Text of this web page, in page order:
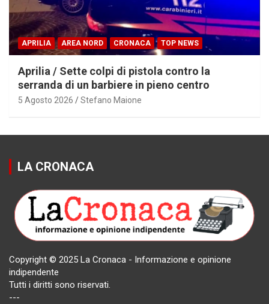
APRILIA AREA NORD CRONACA TOP NEWS
Aprilia / Sette colpi di pistola contro la
serranda di un barbiere in pieno centro
5 Agosto 2026 Stefano Maione
LA CRONACA
Copyright © 2025 La Cronaca - Informazione e opinione
indipendente
Tutti i diritti sono riservati.
---